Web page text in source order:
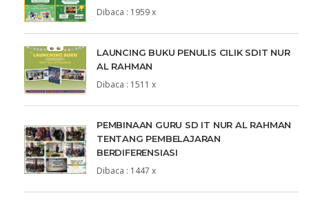
Dibaca : 1959 x
LAUNCING BUKU PENULIS CILIK SDIT NUR
AL RAHMAN
Dibaca : 1511 x
PEMBINAAN GURU SD IT NUR AL RAHMAN
TENTANG PEMBELAJARAN
BERDIFERENSIASI
Dibaca : 1447 x